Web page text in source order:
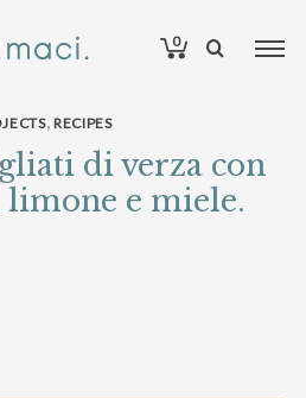
0
, RECIPES
di verza con
limone e miele.